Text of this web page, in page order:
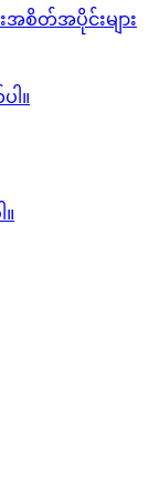
အစိတ်အပိုင်းများ
ါ။